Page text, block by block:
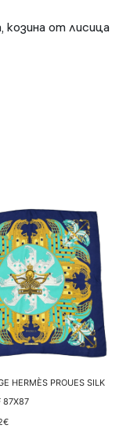
козина от лисица
HERMÈS PROUES SILK
87X87